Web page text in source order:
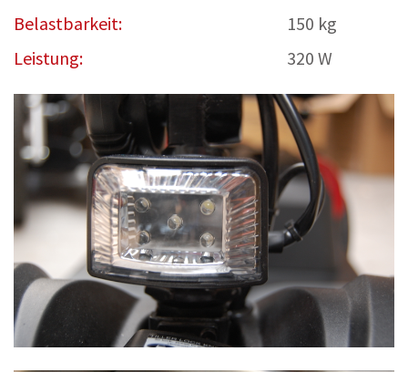
Belastbarkeit:
150 kg
Leistung:
320 W